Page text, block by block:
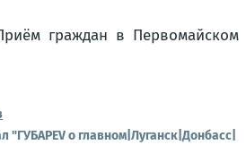
"ГУБАРЕV о главном|Луганск|Донбасс|